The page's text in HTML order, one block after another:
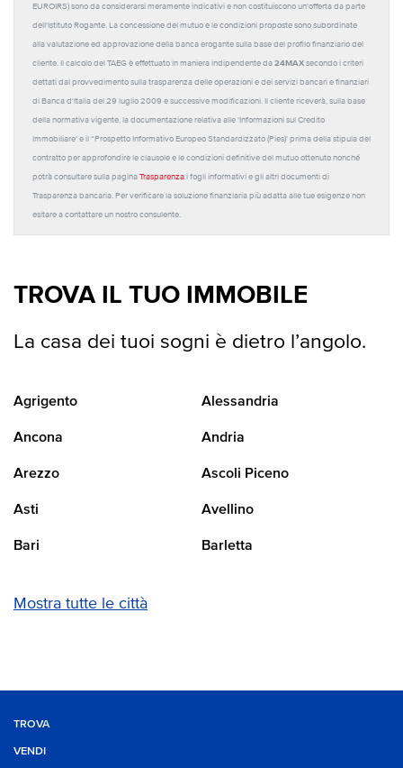
EUROIRS) sono da considerarsi meramente indicativi e non costituiscono un'offerta da parte
dell'Istituto Rogante. La concessione del mutuo e le condizioni proposte sono subordinate
alla valutazione ed approvazione della banca erogante sulla base del profilo finanziario del
cliente. Il calcolo del TAEG è effettuato in maniera indipendente da 24MAX secondo i criteri
dettati dal provvedimento sulla trasparenza delle operazioni e dei servizi bancari e finanziari
di Banca d'Italia del 29 luglio 2009 e successive modificazioni. Il cliente riceverà, sulla base
della normativa vigente, la documentazione relativa alle 'Informazioni sul Credito
Immobiliare' e il “Prospetto Informativo Europeo Standardizzato (Pies)' prima della stipula del
contratto per approfondire le clausole e le condizioni definitive del mutuo ottenuto nonché
potrà consultare sulla pagina Trasparenza i fogli informativi e gli altri documenti di
Trasparenza bancaria. Per verificare la soluzione finanziaria più adatta alle tue esigenze non
esitare a contattare un nostro consulente.
TROVA IL TUO IMMOBILE
La casa dei tuoi sogni è dietro l’angolo.
Agrigento Alessandria
Ancona Andria
Arezzo Ascoli Piceno
Asti Avellino
Bari Barletta
Mostra tutte le città
TROVA
VENDI